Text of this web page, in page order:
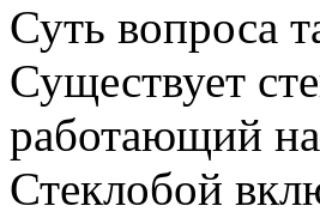
Суть вопроса
Существует
работающий
Стеклобой